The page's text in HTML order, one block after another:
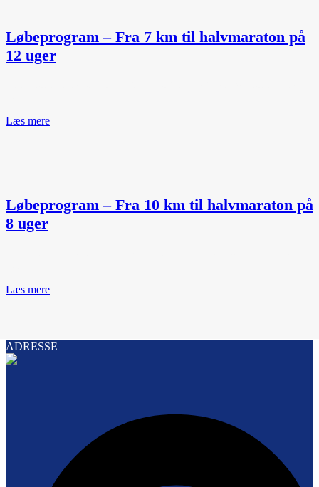
Løbeprogram – Fra 7 km til halvmaraton på
12 uger
Læs mere
Løbeprogram – Fra 10 km til halvmaraton på
8 uger
Læs mere
ADRESSE